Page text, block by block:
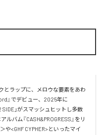
とラップに、メロウな要素をあわ
』でデビュー、2025年に
SIDE」がスマッシュヒットし多数
バム『CASH&PROGRESS』をリ
や<GHF CYPHER>といったマイ